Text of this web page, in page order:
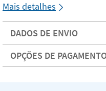
Mais detalhes
DADOS DE ENVIO
OPÇÕES DE